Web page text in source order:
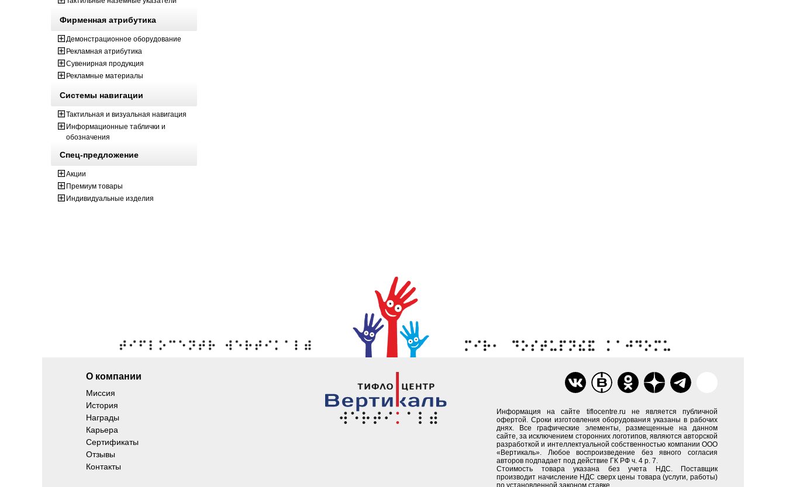
Фирменная атрибутика
Демонстрационное оборудование
Рекламная атрибутика
Сувенирная продукция
Рекламные материалы
Системы навигации
Тактильная и визуальная навигация
Информационные таблички и
обозначения
Спец-предложение
Акции
Премиум товары
Индивидуальные изделия
О компании
Миссия
История
Награды
Карьера
Сертификаты
Отзывы
Контакты
Информация на сайте tiflocentre.ru не является публичной
офертой. Сроки изготовления оборудования указаны в рабочих
днях. Все графические элементы, размещенные на данном
сайте, за исключением сторонних логотипов, являются авторской
разработкой и интеллектуальной собственностью компании ООО
«Вертикаль». Любое воспроизведение без явного согласия
авторов подпадает под действие ГК РФ ч. 4 р. 7.
Стоимость товара указана без учета НДС. Поставщик
производит начисление НДС сверх цены товара (услуги, работы)
по установленной законом ставке.